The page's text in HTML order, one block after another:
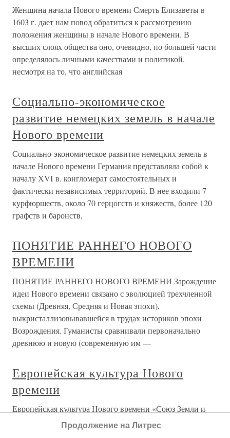
Женщина начала Нового времени Смерть Елизаветы в
1603 г. дает нам повод обратиться к рассмотрению
положения женщины в начале Нового времени. В
высших слоях общества оно, очевидно, по большей части
определялось личными качествами и политикой,
несмотря на то, что английская
Социально-экономическое
развитие немецких земель в начале
Нового времени
Социально-экономическое развитие немецких земель в
начале Нового времени Германия представляла собой к
началу XVI в. конгломерат самостоятельных и
фактически независимых территорий. В нее входили 7
курфюршеств, около 70 герцогств и княжеств, более 120
графств и баронств,
ПОНЯТИЕ РАННЕГО НОВОГО
ВРЕМЕНИ
ПОНЯТИЕ РАННЕГО НОВОГО ВРЕМЕНИ Зарождение
идеи Нового времени связано с эволюцией трехчленной
схемы (Древняя, Средняя и Новая эпохи),
выкристаллизовывавшейся в трудах историков эпохи
Возрождения. Гуманисты сравнивали первоначально
древнюю и новую (современную им —
Европейская культура Нового
времени
Европейская культура Нового времени «Союз Земли и
Воды». Питер Пауль Рубенс. Эрмитаж (между 1612-
1615)«Союз Земли и Воды» (между 1612-1615). Эрмитаж,
Продолжение на Литрес